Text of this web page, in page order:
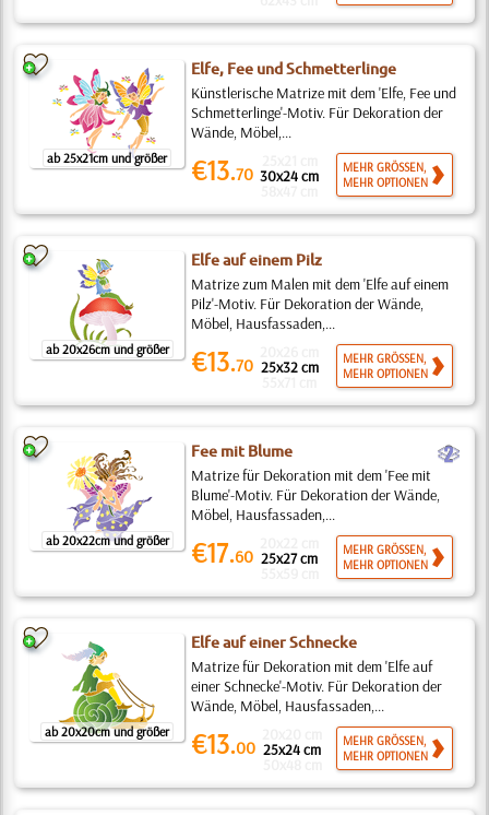
ab 25x21cm und größer
Elfe, Fee und Schmetterlinge
Künstlerische Matrize mit dem 'Elfe, Fee und
Schmetterlinge'-Motiv. Für Dekoration der
Wände, Möbel,...
€13.70 30x24 cm
MEHR GRÖSSEN,
MEHR OPTIONEN
ab 20x26cm und größer
Elfe auf einem Pilz
Matrize zum Malen mit dem 'Elfe auf einem
Pilz'-Motiv. Für Dekoration der Wände,
Möbel, Hausfassaden,...
€13.70 25x32 cm
MEHR GRÖSSEN,
MEHR OPTIONEN
ab 20x22cm und größer
Fee mit Blume b
Matrize für Dekoration mit dem 'Fee mit
Blume'-Motiv. Für Dekoration der Wände,
Möbel, Hausfassaden,...
€17.60 25x27 cm
MEHR GRÖSSEN,
MEHR OPTIONEN
ab 20x20cm und größer
Elfe auf einer Schnecke
Matrize für Dekoration mit dem 'Elfe auf
einer Schnecke'-Motiv. Für Dekoration der
Wände, Möbel, Hausfassaden,...
€13.00 25x24 cm
MEHR GRÖSSEN,
MEHR OPTIONEN